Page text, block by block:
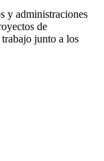
y administraciones
de
junto a los